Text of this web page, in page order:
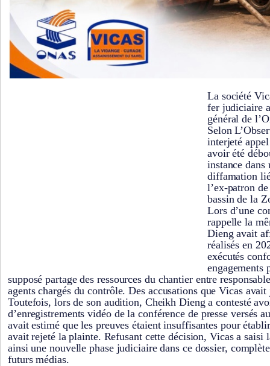
La société
fer judiciaire
général de
Selon
interjeté
avoir été
instance dans
diffamation
l’ex-patron
bassin de la
Lors d’une
rappelle la
Dieng avait
réalisés en
exécutés
engagements
supposé partage des ressources du chantier entre
agents chargés du contrôle. Des accusations que Vicas
Toutefois, lors de son audition, Cheikh Dieng a contesté
d’enregistrements vidéo de la conférence de presse versés
avait estimé que les preuves étaient insuffisantes pour
avait rejeté la plainte. Refusant cette décision, Vicas a saisi
ainsi une nouvelle phase judiciaire dans ce dossier,
futurs médias.